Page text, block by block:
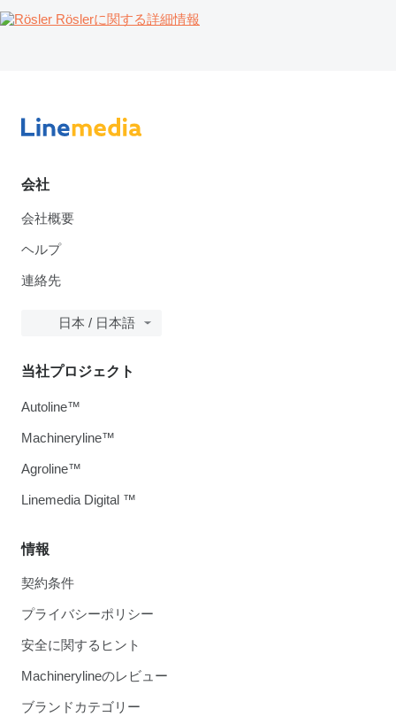
Röslerに関する詳細情報
会社
会社概要
ヘルプ
連絡先
日本 / 日本語
情報
契約条件
プライバシーポリシー
安全に関するヒント
Machinerylineのレビュー
ブランドカテゴリー
当社プロジェクト
Autoline™
Machineryline™
Agroline™
Linemedia Digital ™